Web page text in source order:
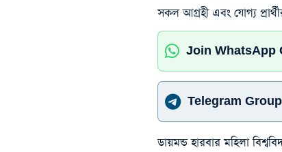
সকল আগ্রহী এবং যোগ্য
Join WhatsApp
Telegram Group
ডায়মন্ড হারবার মহিলা